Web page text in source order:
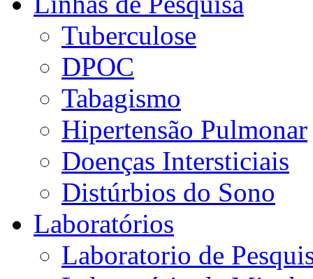
Tuberculose
DPOC
Tabagismo
Hipertensão Pulmonar
Doenças Intersticiais
Distúrbios do Sono
Laboratórios
Laboratorio de